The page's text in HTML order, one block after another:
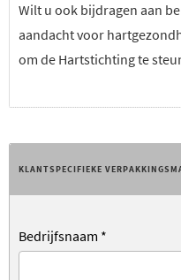
Wilt u ook bijdragen aan
aandacht voor
om de Hartstichting te
KLANTSPECIFIEKE
Bedrijfsnaam *